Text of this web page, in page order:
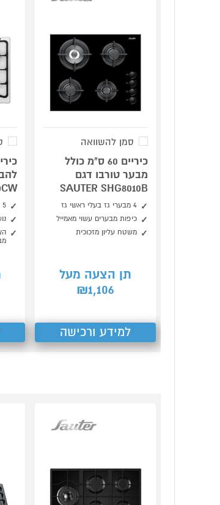
סמן להשוואה
כיריים 60 ס"מ כולל
מבער טורבו דגם
SAUTER SHG8010B
4 מבערי גז בעלי ראשי גז
כיפות מבערים עשוי מאמייל
משטח עליון מזכוכית
תן הצעה מעל
₪1,106
למידע ורכישה
5 להבות גז בגדלים שונים